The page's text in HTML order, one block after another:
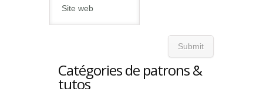
Catégories de patrons &
tutos